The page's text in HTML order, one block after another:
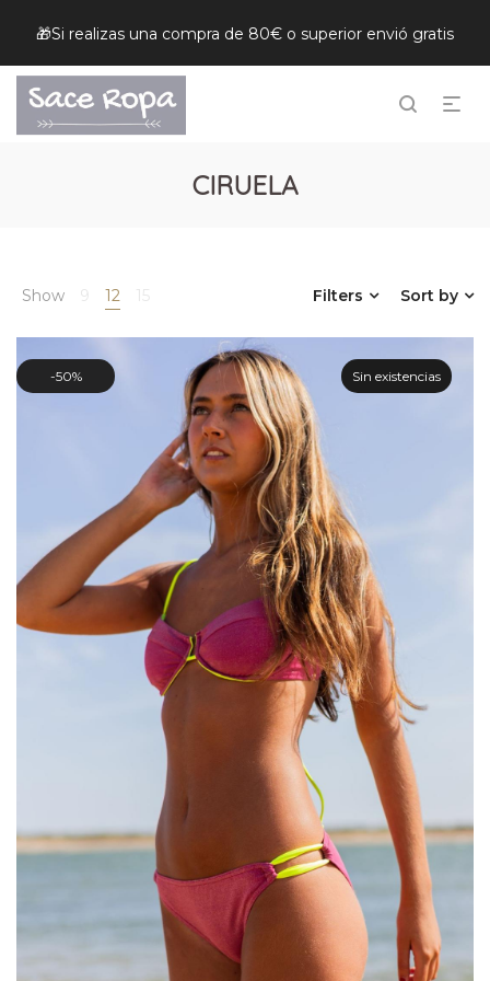
🎁Si realizas una compra de 80€ o superior envió gratis
CIRUELA
Show 12 15 Sort by
Filters
50% Sin existencias